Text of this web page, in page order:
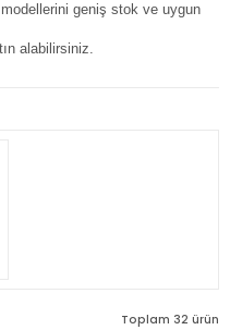
geniş stok ve uygun
alabilirsiniz.
Toplam 32 ürün